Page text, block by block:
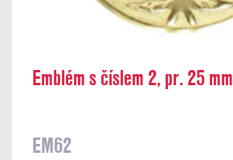
Emblém s číslem 2, pr. 25 mm
EM62